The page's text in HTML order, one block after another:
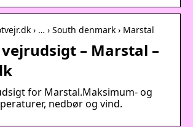
› … › South denmark › Marstal
– Marstal –
for Marstal.Maksimum- og
nedbør og vind.